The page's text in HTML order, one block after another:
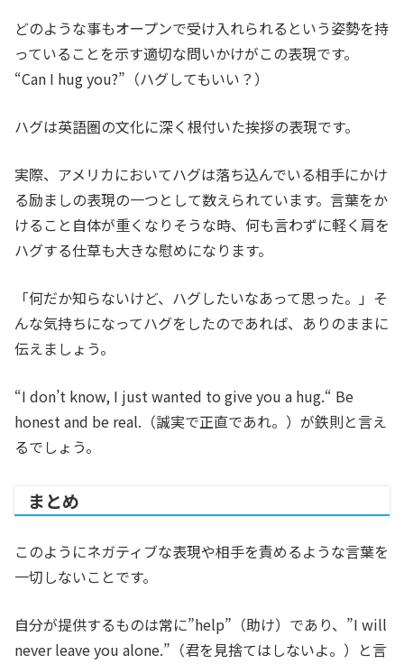
どのような事もオープンで受け入れられるという姿勢を持
っていることを示す適切な問いかけがこの表現です。
“Can I hug you?”（ハグしてもいい？）
ハグは英語圏の文化に深く根付いた挨拶の表現です。
実際、アメリカにおいてハグは落ち込んでいる相手にかけ
る励ましの表現の一つとして数えられています。言葉をか
けること自体が重くなりそうな時、何も言わずに軽く肩を
ハグする仕草も大きな慰めになります。
「何だか知らないけど、ハグしたいなあって思った。」そ
んな気持ちになってハグをしたのであれば、ありのままに
伝えましょう。
“I don’t know, I just wanted to give you a hug.“ Be
honest and be real.（誠実で正直であれ。）が鉄則と言え
るでしょう。
まとめ
このようにネガティブな表現や相手を責めるような言葉を
一切しないことです。
自分が提供するものは常に”help”（助け）であり、”I will
never leave you alone.”（君を見捨てはしないよ。）と言